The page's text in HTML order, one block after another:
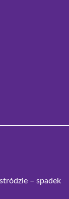
– spadek